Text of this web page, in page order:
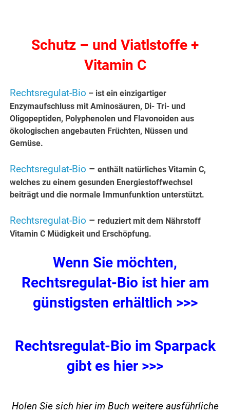
Schutz – und Viatlstoffe +
Vitamin C
Rechtsregulat-Bio – ist ein einzigartiger
Enzymaufschluss mit Aminosäuren, Di- Tri- und
Oligopeptiden, Polyphenolen und Flavonoiden aus
ökologischen angebauten Früchten, Nüssen und
Gemüse.
Rechtsregulat-Bio –enthält natürliches Vitamin C,
welches zu einem gesunden Energiestoffwechsel
beiträgt und die normale Immunfunktion unterstützt.
Rechtsregulat-Bio –reduziert mit dem Nährstoff
Vitamin C Müdigkeit und Erschöpfung.
Wenn Sie möchten,
Rechtsregulat-Bio ist hier am
günstigsten erhältlich >>>
Rechtsregulat-Bio im Sparpack
gibt es hier >>>
Holen Sie sich hier im Buch weitere ausführliche